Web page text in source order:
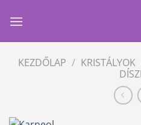
KEZDŐLAP / KRISTÁLYOK